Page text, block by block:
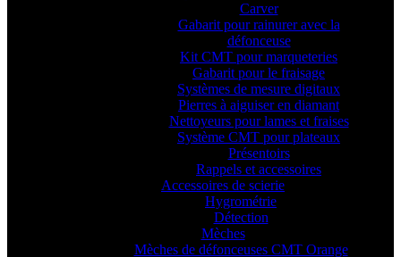
Carver
Gabarit pour rainurer avec la
défonceuse
Kit CMT pour marqueteries
Gabarit pour le fraisage
Systèmes de mesure digitaux
Pierres à aiguiser en diamant
Nettoyeurs pour lames et fraises
Système CMT pour plateaux
Présentoirs
Rappels et accessoires
Accessoires de scierie
Hygrométrie
Détection
Mèches
Mèches de défonceuses CMT Orange